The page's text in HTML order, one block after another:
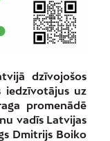
dzīvojošos
iedzīvotājus uz
promenādē
vadīs Latvijas
Dmitrijs Boiko